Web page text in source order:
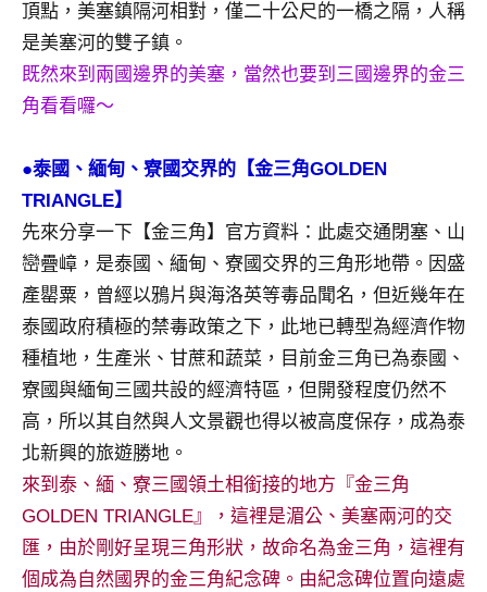
作
達
人
對
頂點，美塞鎮隔河相對，僅二十公尺的一橋之隔，人稱
是美塞河的雙子鎮。
既然來到兩國邊界的美塞，當然也要到三國邊界的金三
角看看囉～
●泰國、緬甸、寮國交界的【金三角GOLDEN
TRIANGLE】
先來分享一下【金三角】官方資料：此處交通閉塞、山
巒疊嶂，是泰國、緬甸、寮國交界的三角形地帶。因盛
產罌粟，曾經以鴉片與海洛英等毒品聞名，但近幾年在
泰國政府積極的禁毒政策之下，此地已轉型為經濟作物
種植地，生產米、甘蔗和蔬菜，目前金三角已為泰國、
寮國與緬甸三國共設的經濟特區，但開發程度仍然不
高，所以其自然與人文景觀也得以被高度保存，成為泰
北新興的旅遊勝地。
來到泰、緬、寮三國領土相銜接的地方『金三角
GOLDEN TRIANGLE』，這裡是湄公、美塞兩河的交
匯，由於剛好呈現三角形狀，故命名為金三角，這裡有
個成為自然國界的金三角紀念碑。由紀念碑位置向遠處